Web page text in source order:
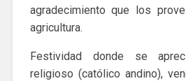
agradecimiento que los
agricultura.
Festividad donde se
religioso (católico andino),